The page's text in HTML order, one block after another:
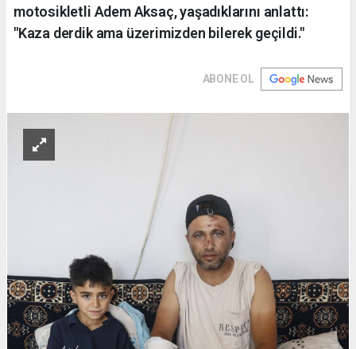
motosikletli Adem Aksaç, yaşadıklarını anlattı:
"Kaza derdik ama üzerimizden bilerek geçildi."
ABONE OL